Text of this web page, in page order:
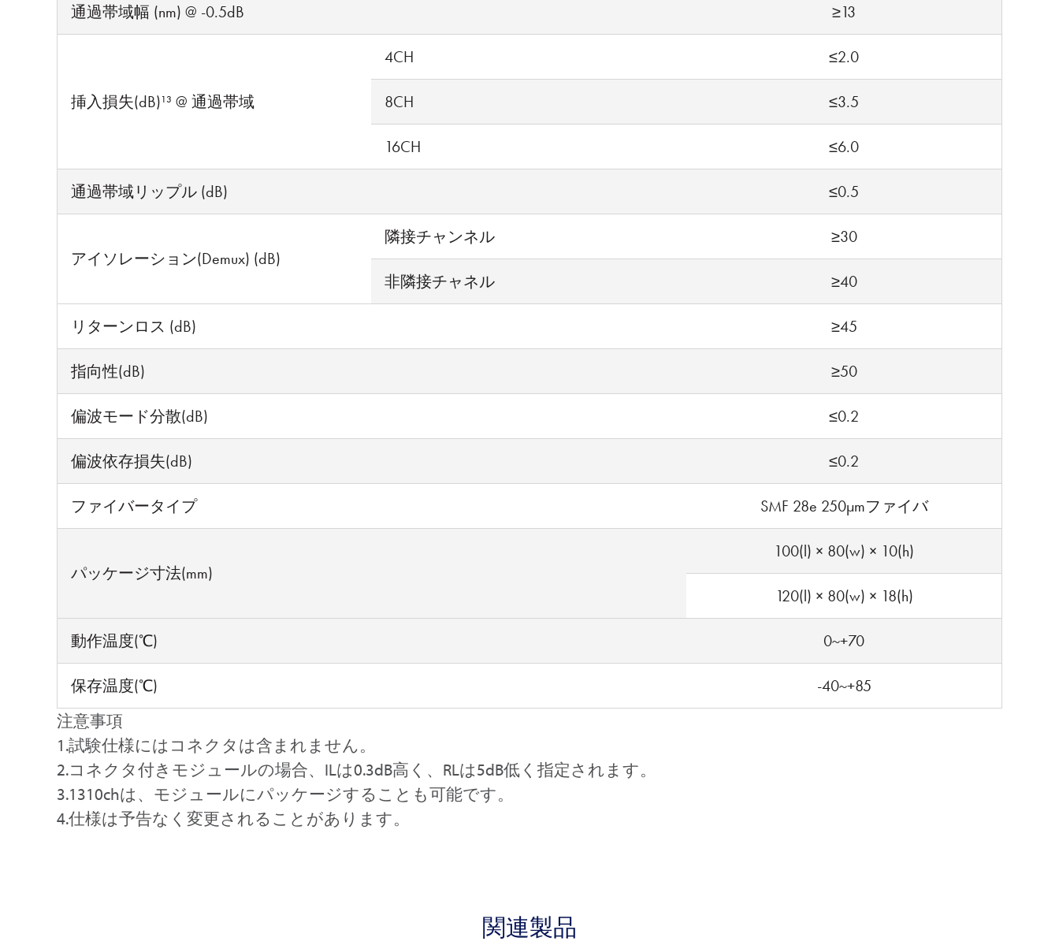
通過帯域幅 (nm) @ -0.5dB ≥13
挿入損失(dB)¹³ @ 通過帯域
4CH ≤2.0
8CH ≤3.5
16CH ≤6.0
通過帯域リップル (dB) ≤0.5
アイソレーション(Demux) (dB)
隣接チャンネル ≥30
非隣接チャネル ≥40
リターンロス (dB) ≥45
指向性(dB) ≥50
偏波モード分散(dB) ≤0.2
偏波依存損失(dB) ≤0.2
ファイバータイプ SMF 28e 250µmファイバ
パッケージ寸法(mm)
100(l) × 80(w) × 10(h)
120(l) × 80(w) × 18(h)
動作温度(℃) 0~+70
保存温度(℃)
-40~+85
注意事項
1.試験仕様にはコネクタは含まれません。
2.コネクタ付きモジュールの場合、ILは0.3dB高く、RLは5dB低く指定されます。
3.1310chは、モジュールにパッケージすることも可能です。
4.仕様は予告なく変更されることがあります。
関連製品